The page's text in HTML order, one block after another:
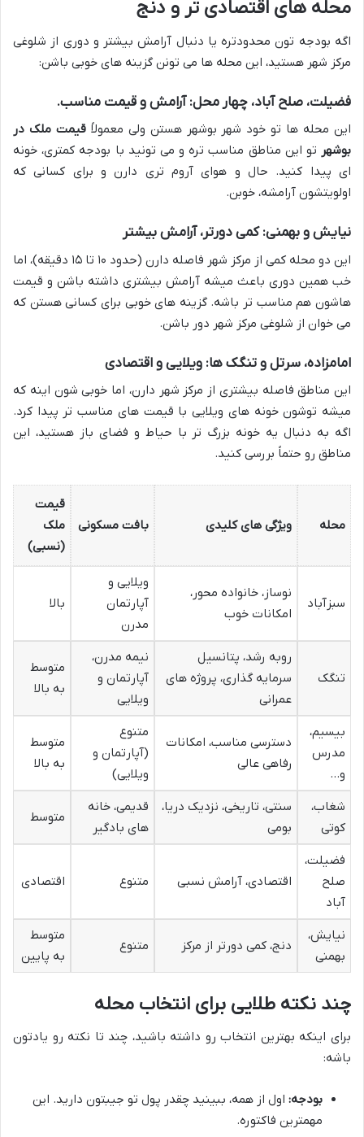
محله های اقتصادی تر و دنج
اگه بودجه تون محدودتره یا دنبال آرامش بیشتر و دوری از شلوغی
مرکز شهر هستید، این محله ها می تونن گزینه های خوبی باشن:
فضیلت، صلح آباد، چهار محل: آرامش و قیمت مناسب.
این محله ها تو خود شهر بوشهر هستن ولی معمولاًقیمت ملک در
بوشهر تو این مناطق مناسب تره و می تونید با بودجه کمتری، خونه
ای پیدا کنید. حال و هوای آروم تری دارن و برای کسانی که
اولویتشون آرامشه، خوبن.
نیایش و بهمنی: کمی دورتر، آرامش بیشتر
این دو محله کمی از مرکز شهر فاصله دارن (حدود ۱۰ تا ۱۵ دقیقه)، اما
خب همین دوری باعث میشه آرامش بیشتری داشته باشن و قیمت
هاشون هم مناسب تر باشه. گزینه های خوبی برای کسانی هستن که
می خوان از شلوغی مرکز شهر دور باشن.
امامزاده، سرتل و تنگک ها: ویلایی و اقتصادی
این مناطق فاصله بیشتری از مرکز شهر دارن، اما خوبی شون اینه که
میشه توشون خونه های ویلایی با قیمت های مناسب تر پیدا کرد.
اگه به دنبال یه خونه بزرگ تر با حیاط و فضای باز هستید، این
مناطق رو حتماً بررسی کنید.
محله ویژگی های کلیدی بافت مسکونی
قیمت
ملک
(نسبی)
سبزآباد
نوساز، خانواده محور،
امکانات خوب
ویلایی و
آپارتمان
مدرن
بالا
تنگک
روبه رشد، پتانسیل
سرمایه گذاری، پروژه های
عمرانی
نیمه مدرن،
آپارتمان و
ویلایی
متوسط
به بالا
بیسیم،
مدرس
و…
دسترسی مناسب، امکانات
رفاهی عالی
متنوع
(آپارتمان و
ویلایی)
متوسط
به بالا
شغاب،
کوتی
سنتی، تاریخی، نزدیک دریا،
بومی
قدیمی، خانه
های بادگیر
متوسط
فضیلت،
صلح
آباد
اقتصادی، آرامش نسبی متنوع اقتصادی
نیایش،
بهمنی
دنج، کمی دورتر از مرکز متنوع
متوسط
به پایین
چند نکته طلایی برای انتخاب محله
برای اینکه بهترین انتخاب رو داشته باشید، چند تا نکته رو یادتون
باشه:
بودجه: اول از همه، ببینید چقدر پول تو جیبتون دارید. این
مهمترین فاکتوره.